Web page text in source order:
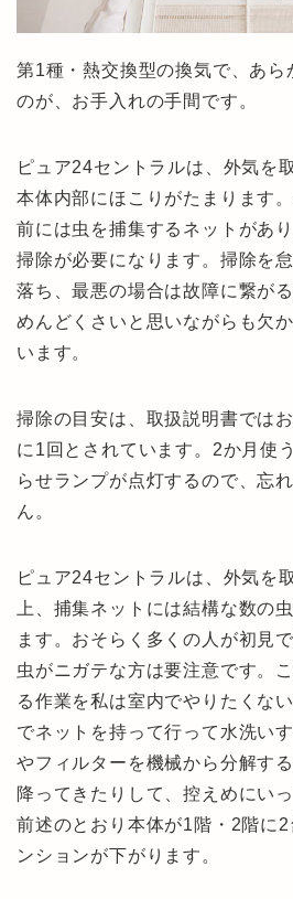
第1種・熱交換型の換気で、あら
のが、お手入れの手間です。
ピュア24セントラルは、外気を
本体内部にほこりがたまります
前には虫を捕集するネットがあ
掃除が必要になります。掃除を
落ち、最悪の場合は故障に繋が
めんどくさいと思いながらも欠
います。
掃除の目安は、取扱説明書では
に1回とされています。2か月使
らせランプが点灯するので、忘
ん。
ピュア24セントラルは、外気を
上、捕集ネットには結構な数の
ます。おそらく多くの人が初見
虫がニガテな方は要注意です。
る作業を私は室内でやりたくな
でネットを持って行って水洗い
やフィルターを機械から分解す
降ってきたりして、控えめにい
前述のとおり本体が1階・2階に
ンションが下がります。